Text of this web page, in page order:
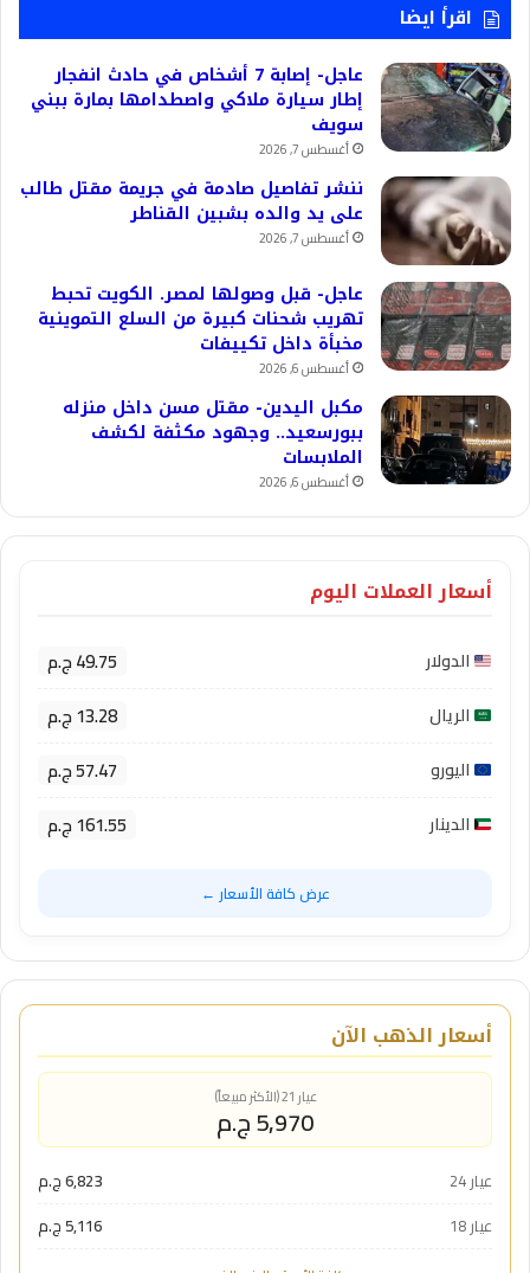
اقرأ ايضا
عاجل- إصابة 7 أشخاص في حادث انفجار
إطار سيارة ملاكي واصطدامها بمارة ببني
سويف
أغسطس 7, 2026
ننشر تفاصيل صادمة في جريمة مقتل طالب
على يد والده بشبين القناطر
أغسطس 7, 2026
عاجل- قبل وصولها لمصر. الكويت تحبط
تهريب شحنات كبيرة من السلع التموينية
مخبأة داخل تكييفات
أغسطس 6, 2026
مكبل اليدين- مقتل مسن داخل منزله
ببورسعيد.. وجهود مكثفة لكشف
الملابسات
أغسطس 6, 2026
أسعار العملات اليوم
الدولار 49.75 ج.م
الريال 13.28 ج.م
اليورو 57.47 ج.م
الدينار 161.55 ج.م
عرض كافة الأسعار ←
أسعار الذهب الآن
عيار 21 (الأكثر مبيعاً)
5,970 ج.م
عيار 24
6,823 ج.م
عيار 18
5,116 ج.م